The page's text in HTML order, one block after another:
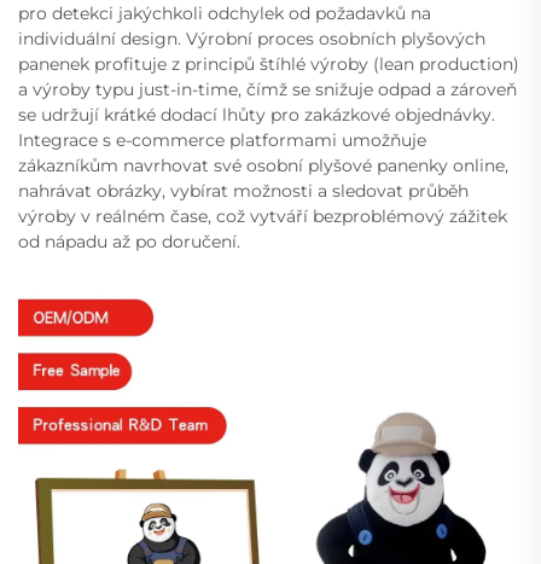
pro detekci jakýchkoli odchylek od požadavků na
individuální design. Výrobní proces osobních plyšových
panenek profituje z principů štíhlé výroby (lean production)
a výroby typu just-in-time, čímž se snižuje odpad a zároveň
se udržují krátké dodací lhůty pro zakázkové objednávky.
Integrace s e-commerce platformami umožňuje
zákazníkům navrhovat své osobní plyšové panenky online,
nahrávat obrázky, vybírat možnosti a sledovat průběh
výroby v reálném čase, což vytváří bezproblémový zážitek
od nápadu až po doručení.